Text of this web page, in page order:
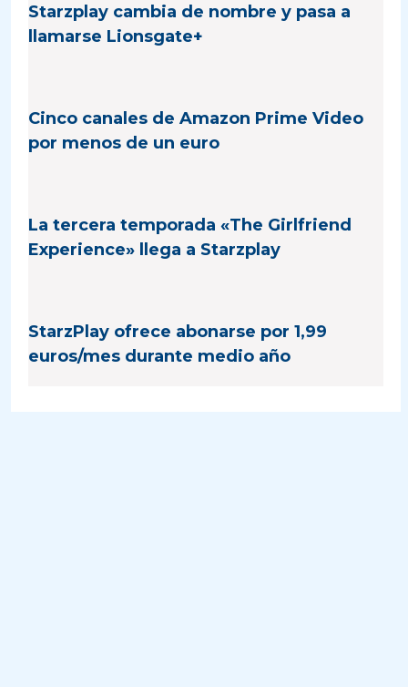
Starzplay cambia de nombre y pasa a
llamarse Lionsgate+
Cinco canales de Amazon Prime Video
por menos de un euro
La tercera temporada «The Girlfriend
Experience» llega a Starzplay
StarzPlay ofrece abonarse por 1,99
euros/mes durante medio año